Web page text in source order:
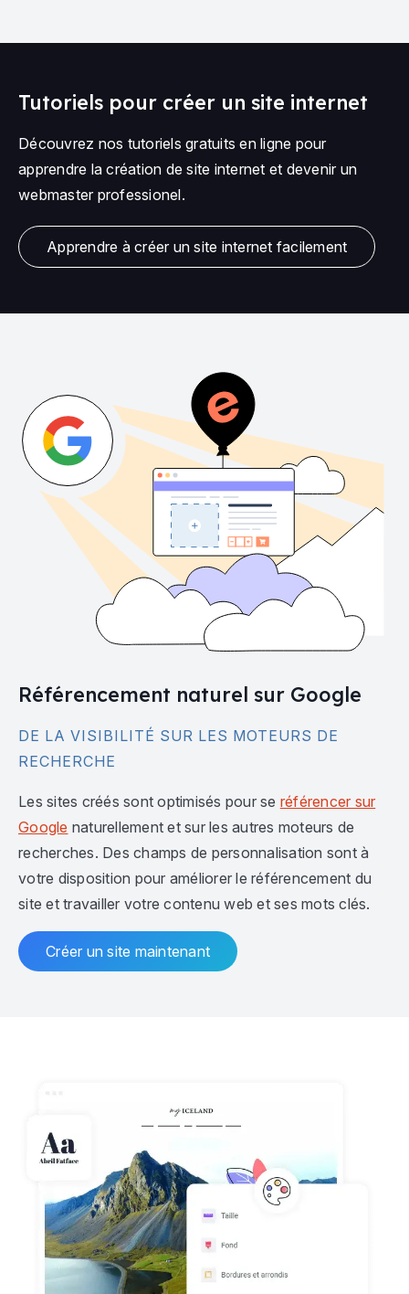
Tutoriels pour créer un site internet
Découvrez nos tutoriels gratuits en ligne pour
apprendre la création de site internet et devenir un
webmaster professionel.
Apprendre à créer un site internet facilement
Référencement naturel sur Google
DE LA VISIBILITÉ SUR LES MOTEURS DE
RECHERCHE
Les sites créés sont optimisés pour se référencer sur
Google naturellement et sur les autres moteurs de
recherches. Des champs de personnalisation sont à
votre disposition pour améliorer le référencement du
site et travailler votre contenu web et ses mots clés.
Créer un site maintenant